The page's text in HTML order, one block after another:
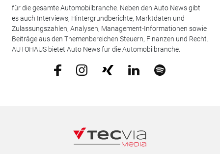
für die gesamte Automobilbranche. Neben den Auto News gibt
es auch Interviews, Hintergrundberichte, Marktdaten und
Zulassungszahlen, Analysen, Management-Informationen sowie
Beiträge aus den Themenbereichen Steuern, Finanzen und Recht.
AUTOHAUS bietet Auto News für die Automobilbranche.